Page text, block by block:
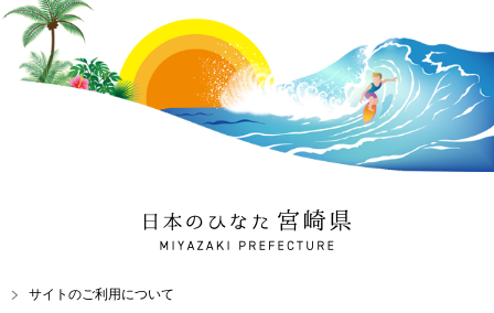
日本のひなた 宮崎県
MIYAZAKI PREFECTURE
サイトのご利用について